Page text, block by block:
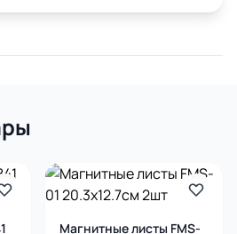
Магнитные листы FMS-